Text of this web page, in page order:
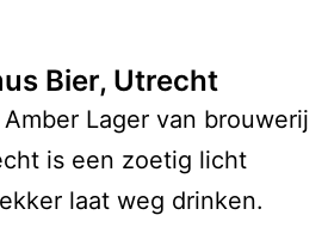
Bier, Utrecht
Lager van brouwerij
is een zoetig licht
laat weg drinken.